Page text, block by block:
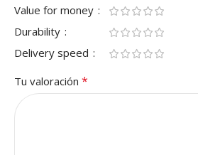
Value for money
Durability
Delivery speed
Tu valoración *